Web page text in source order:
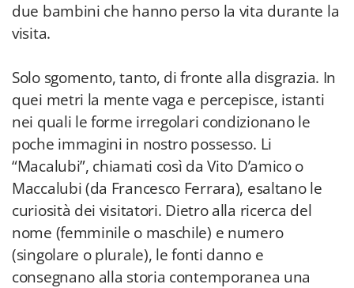
due bambini che hanno perso la vita durante la
visita.
Solo sgomento, tanto, di fronte alla disgrazia. In
quei metri la mente vaga e percepisce, istanti
nei quali le forme irregolari condizionano le
poche immagini in nostro possesso. Li
“Macalubi”, chiamati così da Vito D’amico o
Maccalubi (da Francesco Ferrara), esaltano le
curiosità dei visitatori. Dietro alla ricerca del
nome (femminile o maschile) e numero
(singolare o plurale), le fonti danno e
consegnano alla storia contemporanea una